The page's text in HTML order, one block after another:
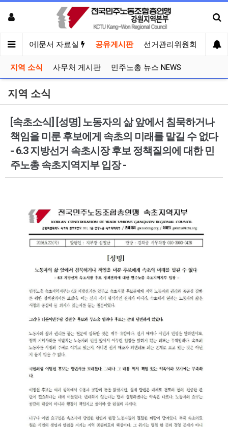
미디어|문서 자료실 공유게시판 선거관리위원회
지역 소식 사무처 게시판 민주노총 뉴스 NEWS
지역 소식
[속초소식] [성명] 노동자의 삶 앞에서 침묵하거나
책임을 미룬 후보에게 속초의 미래를 맡길 수 없다
- 6.3 지방선거 속초시장 후보 정책질의에 대한 민
주노총 속초지역지부 입장 -